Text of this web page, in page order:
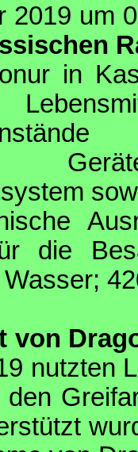
2019 um
in
die
von
nutzten
den